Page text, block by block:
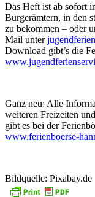
Das Heft ist ab sofort
Bürgerämtern, in den
zu bekommen – oder
Mail unter
Download gibt’s die
Ganz neu: Alle
weiteren Freizeiten
gibt es bei der
www.ferienboerse-
Bildquelle: Pixabay.de